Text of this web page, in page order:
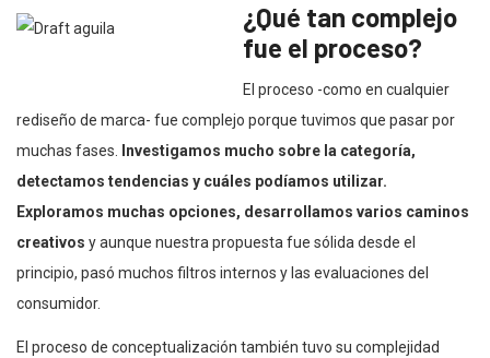
¿Qué tan complejo
fue el proceso?
El proceso -como en cualquier
rediseño de marca- fue complejo porque tuvimos que pasar por
muchas fases.
Investigamos mucho sobre la categoría,
detectamos tendencias y cuáles podíamos utilizar.
Exploramos muchas opciones, desarrollamos varios caminos
creativos y aunque nuestra propuesta fue sólida desde el
principio, pasó muchos filtros internos y las evaluaciones del
consumidor.
El proceso de conceptualización también tuvo su complejidad